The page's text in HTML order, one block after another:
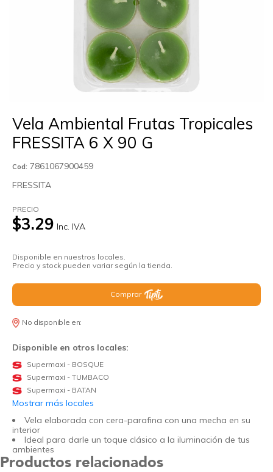
Vela Ambiental Frutas Tropicales
FRESSITA 6 X 90 G
Cod: 7861067900459
FRESSITA
PRECIO
$3.29 Inc. IVA
Disponible en nuestros locales.
Precio y stock pueden variar según la tienda.
Comprar
No disponible en:
Disponible en otros locales:
Supermaxi - BOSQUE
Supermaxi - TUMBACO
Supermaxi - BATAN
Mostrar más locales
Vela elaborada con cera-parafina con una mecha en su
interior
Ideal para darle un toque clásico a la iluminación de tus
ambientes
Productos relacionados